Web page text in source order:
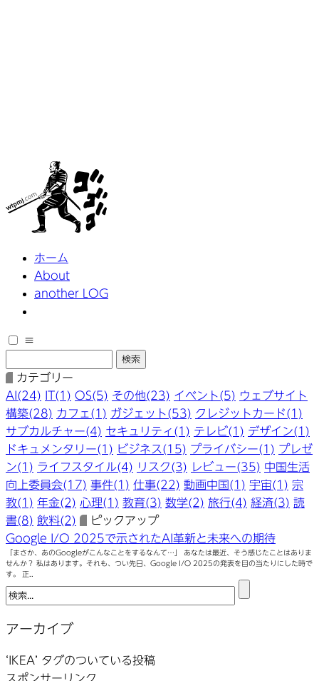
ホーム
About
another LOG
≡
カテゴリー
AI(24)
IT(1) OS(5) その他(23) イベント(5) ウェブサイト
構築(28) カフェ(1) ガジェット(53) クレジットカード(1)
サブカルチャー(4) セキュリティ(1) テレビ(1) デザイン(1)
ドキュメンタリー(1) ビジネス(15) プライバシー(1) プレゼ
ン(1) ライフスタイル(4) リスク(3) レビュー(35) 中国生活
向上委員会(17) 事件(1) 仕事(22) 動画中国(1) 宇宙(1) 宗
教(1) 年金(2) 心理(1) 教育(3) 数学(2) 旅行(4) 経済(3) 読
書(8) 飲料(2)
ピックアップ
Google I/O 2025で示されたAI革新と未来への期待
「まさか、あのGoogleがこんなことをするなんて…」 あなたは最近、そう感じたことはありま
せんか？ 私はあります。それも、つい先日、Google I/O 2025の発表を目の当たりにした時で
す。 正..
アーカイブ
‘IKEA’ タグのついている投稿
スポンサーリンク